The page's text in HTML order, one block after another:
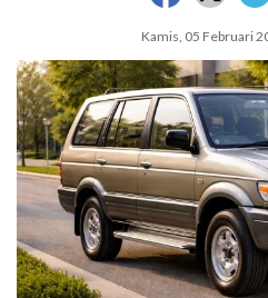
Kamis, 05 Februari